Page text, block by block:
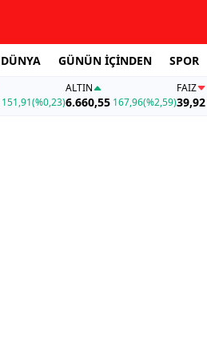
DÜNYA GÜNÜN İÇİNDEN SPOR
151,91(%0,23)
ALTIN
6.660,55 167,96(%2,59)
FAİZ
39,92